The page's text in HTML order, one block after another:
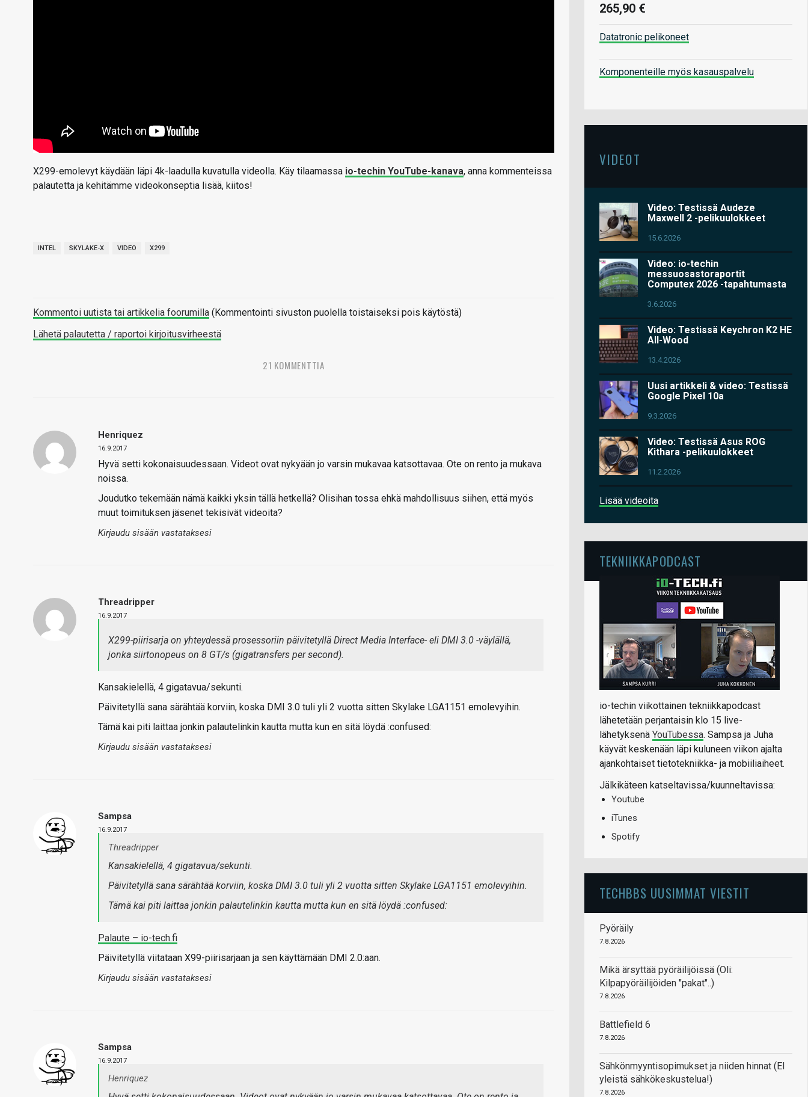
X299-emolevyt käydään läpi 4k-laadulla kuvatulla videolla. Käy tilaamassa io-techin YouTube-kanava, anna kommenteissa
palautetta ja kehitämme videokonseptia lisää, kiitos!
INTEL SKYLAKE-X VIDEO X299
Kommentoi uutista tai artikkelia foorumilla (Kommentointi sivuston puolella toistaiseksi pois käytöstä)
Lähetä palautetta / raportoi kirjoitusvirheestä
21 KOMMENTTIA
Henriquez
16.9.2017
Hyvä setti kokonaisuudessaan. Videot ovat nykyään jo varsin mukavaa katsottavaa. Ote on rento ja mukava
noissa.
Joudutko tekemään nämä kaikki yksin tällä hetkellä? Olisihan tossa ehkä mahdollisuus siihen, että myös
muut toimituksen jäsenet tekisivät videoita?
Kirjaudu sisään vastataksesi
Threadripper
16.9.2017
X299-piirisarja on yhteydessä prosessoriin päivitetyllä Direct Media Interface- eli DMI 3.0 -väylällä,
jonka siirtonopeus on 8 GT/s (gigatransfers per second).
Kansakielellä, 4 gigatavua/sekunti.
Päivitetyllä sana särähtää korviin, koska DMI 3.0 tuli yli 2 vuotta sitten Skylake LGA1151 emolevyihin.
Tämä kai piti laittaa jonkin palautelinkin kautta mutta kun en sitä löydä :confused:
Kirjaudu sisään vastataksesi
Sampsa
16.9.2017
Threadripper
Kansakielellä, 4 gigatavua/sekunti.
Päivitetyllä sana särähtää korviin, koska DMI 3.0 tuli yli 2 vuotta sitten Skylake LGA1151 emolevyihin.
Tämä kai piti laittaa jonkin palautelinkin kautta mutta kun en sitä löydä :confused:
Palaute – io-tech.fi
Päivitetyllä viitataan X99-piirisarjaan ja sen käyttämään DMI 2.0:aan.
Kirjaudu sisään vastataksesi
Sampsa
16.9.2017
Henriquez
265,90 €
Datatronic pelikoneet
Komponenteille myös kasauspalvelu
VIDEOT
Video: Testissä Audeze
Maxwell 2 -pelikuulokkeet
15.6.2026
Video: io-techin
messuosastoraportit
Computex 2026 -tapahtumasta
3.6.2026
Video: Testissä Keychron K2 HE
All-Wood
13.4.2026
Uusi artikkeli & video: Testissä
Google Pixel 10a
9.3.2026
Video: Testissä Asus ROG
Kithara -pelikuulokkeet
11.2.2026
Lisää videoita
TEKNIIKKAPODCAST
io-techin viikottainen tekniikkapodcast
lähetetään perjantaisin klo 15 live-
lähetyksenä YouTubessa. Sampsa ja Juha
käyvät keskenään läpi kuluneen viikon ajalta
ajankohtaiset tietotekniikka- ja mobiiliaiheet.
Jälkikäteen katseltavissa/kuunneltavissa:
Youtube
iTunes
Spotify
TECHBBS UUSIMMAT VIESTIT
Pyöräily
7.8.2026
Mikä ärsyttää pyöräilijöissä (Oli:
Kilpapyöräilijöiden "pakat"..)
7.8.2026
Battlefield 6
7.8.2026
Sähkönmyyntisopimukset ja niiden hinnat (EI
yleistä sähkökeskustelua!)
7.8.2026